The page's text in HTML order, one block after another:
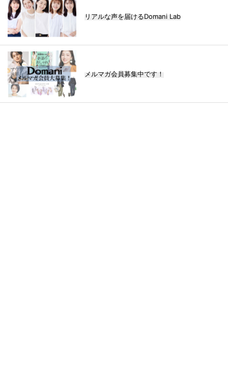
リアルな声を届けるDomani Lab
メルマガ会員募集中です！